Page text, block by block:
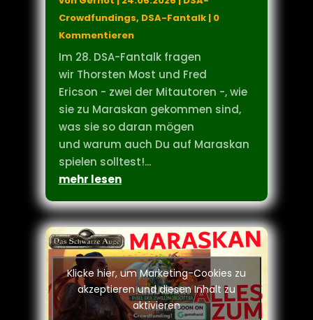
Fred Ericson (28. DSA-Fantalk)
vonGernot|24.06.2026
Im 28. DSA-Fantalk fragen
wir Thorsten Most und Fred
Ericson - zwei der Mitautoren -, wie
sie zu Maraskan gekommen sind,
was sie so daran mögen
und warum auch Du auf Maraskan
mehr lesen
Klicke hier, um Marketing-Cookies zu